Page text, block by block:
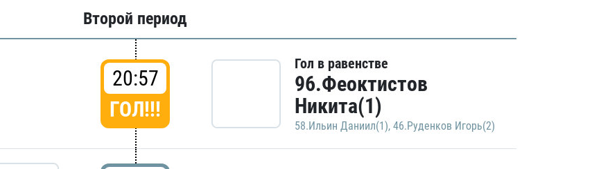
Второй период
20:57
ГОЛ!!!
Гол в равенстве
96.Феоктистов
Никита(1)
58.Ильин Даниил(1), 46.Руденков Игорь(2)